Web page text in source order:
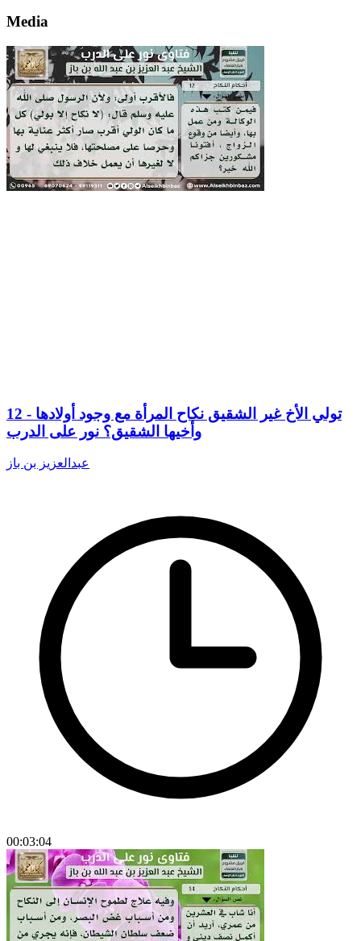
Media
12 - تولي الأخ غير الشقيق نكاح المرأة مع وجود أولادها
وأخيها الشقيق؟ نور على الدرب
عبدالعزيز بن باز
00:03:04